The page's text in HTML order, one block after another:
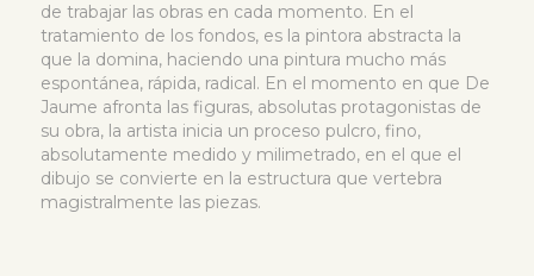
de trabajar las obras en cada momento. En el
tratamiento de los fondos, es la pintora abstracta la
que la domina, haciendo una pintura mucho más
espontánea, rápida, radical. En el momento en que De
Jaume afronta las figuras, absolutas protagonistas de
su obra, la artista inicia un proceso pulcro, fino,
absolutamente medido y milimetrado, en el que el
dibujo se convierte en la estructura que vertebra
magistralmente las piezas.